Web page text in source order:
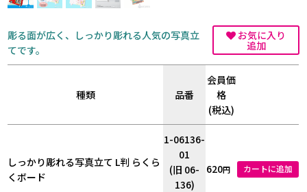
彫る面が広く、しっかり彫れる人気の写真立
てです。
お気に入り
追加
種類 品番
会員価
格
(税込)
しっかり彫れる写真立て L判 らくら
くボード
1-06136-
01
(旧 06-
136)
620円 カートに追加